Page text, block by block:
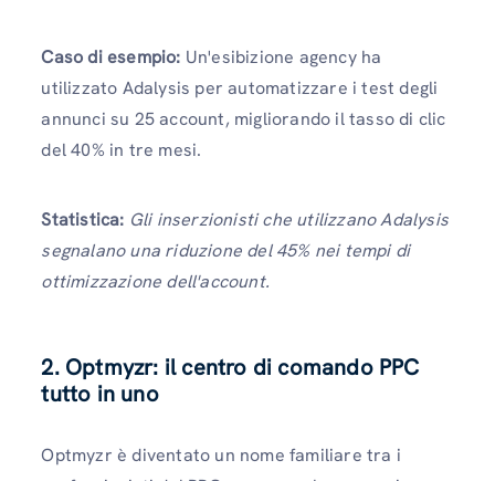
Caso di esempio: Un'esibizione agency ha
utilizzato Adalysis per automatizzare i test degli
annunci su 25 account, migliorando il tasso di clic
del 40% in tre mesi.
Statistica: Gli inserzionisti che utilizzano Adalysis
segnalano una riduzione del 45% nei tempi di
ottimizzazione dell'account.
2. Optmyzr: il centro di comando PPC
tutto in uno
Optmyzr è diventato un nome familiare tra i